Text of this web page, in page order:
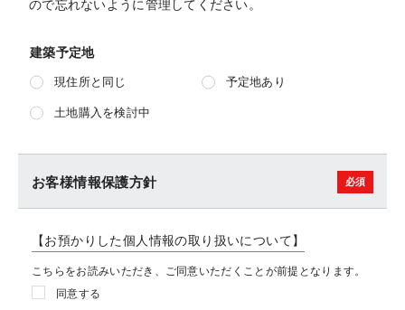
ので忘れないように管理してください。
建築予定地
現住所と同じ 予定地あり
土地購入を検討中
お客様情報保護方針
【お預かりした個人情報の取り扱いについて】
こちらをお読みいただき、ご同意いただくことが前提となります。
同意する